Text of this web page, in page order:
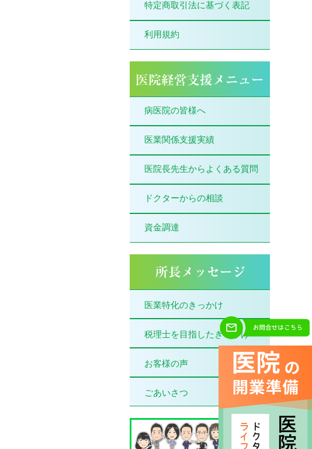
特定商取引法に基づく表記
利用規約
病医院の皆様へ
医業関係支援実績
医院長先生からよくある質問
ドクターからの相談
資金調達
医業特化のきっかけ
税理士を目指したきっかけ
お客様の声
ごあいさつ